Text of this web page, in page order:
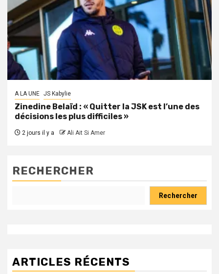
A LA UNE JS Kabylie
Zinedine Belaïd : « Quitter la JSK est l’une des
décisions les plus difficiles »
2 jours il y a Ali Ait Si Amer
RECHERCHER
Rechercher
ARTICLES RÉCENTS